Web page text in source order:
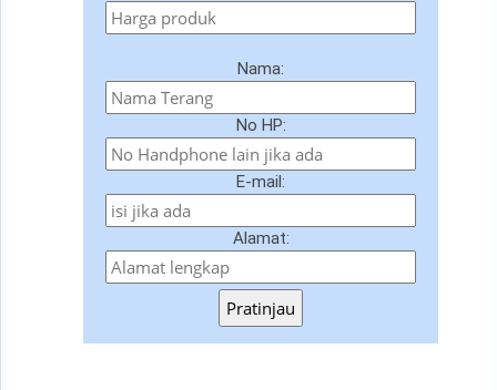
Nama:
No HP:
E-mail:
Alamat:
Pratinjau